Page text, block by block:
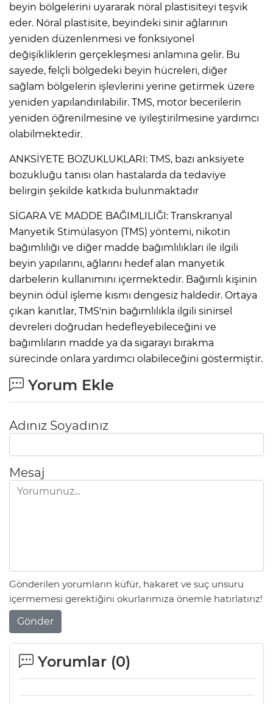
beyin bölgelerini uyararak nöral plastisiteyi teşvik
eder. Nöral plastisite, beyindeki sinir ağlarının
yeniden düzenlenmesi ve fonksiyonel
değişikliklerin gerçekleşmesi anlamına gelir. Bu
sayede, felçli bölgedeki beyin hücreleri, diğer
sağlam bölgelerin işlevlerini yerine getirmek üzere
yeniden yapılandırılabilir. TMS, motor becerilerin
yeniden öğrenilmesine ve iyileştirilmesine yardımcı
olabilmektedir.
ANKSİYETE BOZUKLUKLARI: TMS, bazı anksiyete
bozukluğu tanısı olan hastalarda da tedaviye
belirgin şekilde katkıda bulunmaktadır
SİGARA VE MADDE BAĞIMLILIĞI: Transkranyal
Manyetik Stimülasyon (TMS) yöntemi, nikotin
bağımlılığı ve diğer madde bağımlılıkları ile ilgili
beyin yapılarını, ağlarını hedef alan manyetik
darbelerin kullanımını içermektedir. Bağımlı kişinin
beynin ödül işleme kısmı dengesiz haldedir. Ortaya
çıkan kanıtlar, TMS'nin bağımlılıkla ilgili sinirsel
devreleri doğrudan hedefleyebileceğini ve
bağımlıların madde ya da sigarayı bırakma
sürecinde onlara yardımcı olabileceğini göstermiştir.
Yorum Ekle
Adınız Soyadınız
Mesaj
Gönderilen yorumların küfür, hakaret ve suç unsuru
içermemesi gerektiğini okurlarımıza önemle hatırlatırız!
Gönder
Yorumlar (0)